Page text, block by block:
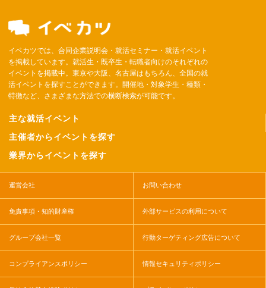
イベカツでは、合同企業説明会・就活セミナー・就活イベント
を掲載しています。就活生・既卒生・転職者向けのそれぞれの
イベントを掲載中。東京や大阪、名古屋はもちろん、全国の就
活イベントを探すことができます。開催地・対象学生・種類・
特徴など、さまざまな方法での横断検索が可能です。
主な就活イベント
主催者からイベントを探す
業界からイベントを探す
運営会社 お問い合わせ
免責事項・知的財産権 外部サービスの利用について
グループ会社一覧 行動ターゲティング広告について
コンプライアンスポリシー 情報セキュリティポリシー